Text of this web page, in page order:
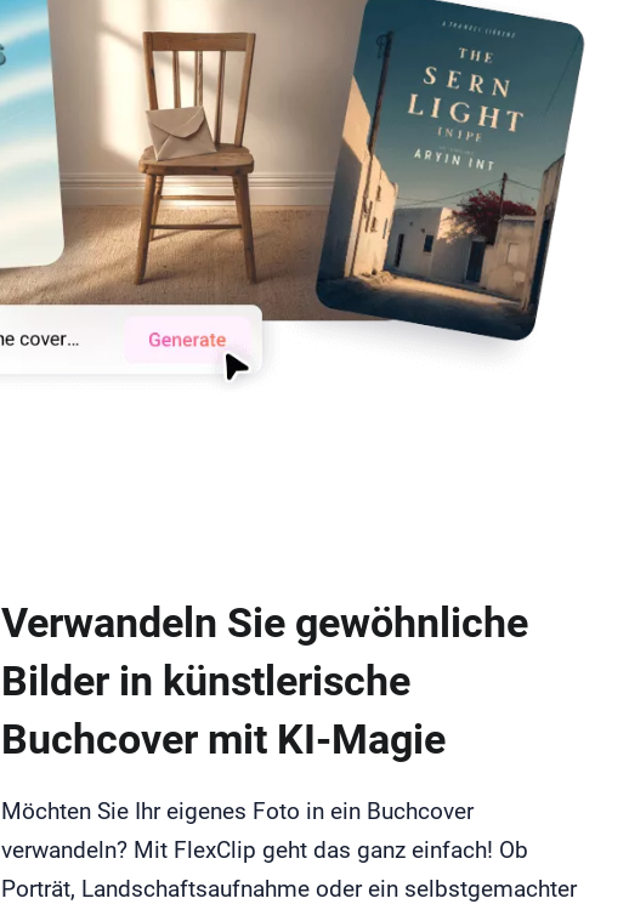
Verwandeln Sie gewöhnliche
Bilder in künstlerische
Buchcover mit KI-Magie
Möchten Sie Ihr eigenes Foto in ein Buchcover
verwandeln? Mit FlexClip geht das ganz einfach! Ob
Porträt, Landschaftsaufnahme oder ein selbstgemachter